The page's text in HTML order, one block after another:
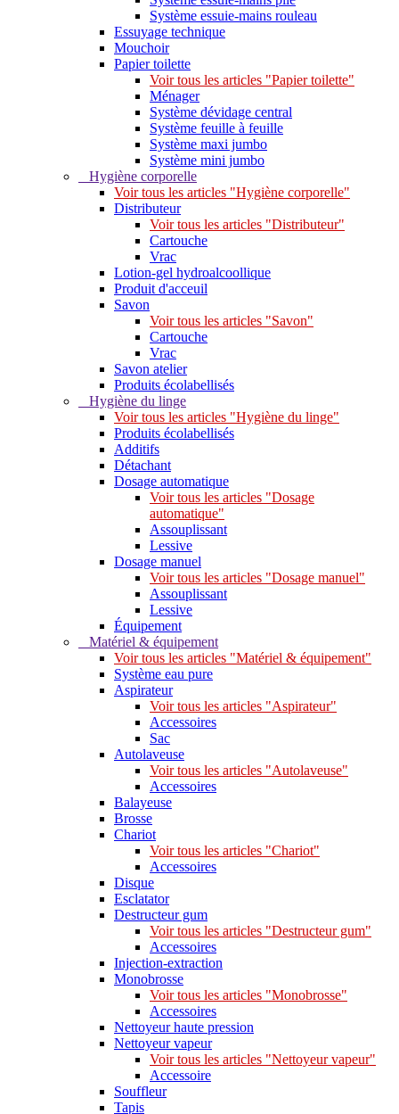
Système essuie-mains rouleau
Essuyage technique
Mouchoir
Papier toilette
Voir tous les articles "Papier toilette"
Ménager
Système dévidage central
Système feuille à feuille
Système maxi jumbo
Système mini jumbo
Hygiène corporelle
Voir tous les articles "Hygiène corporelle"
Distributeur
Voir tous les articles "Distributeur"
Cartouche
Vrac
Lotion-gel hydroalcoollique
Produit d'acceuil
Savon
Voir tous les articles "Savon"
Cartouche
Vrac
Savon atelier
Produits écolabellisés
Hygiène du linge
Voir tous les articles "Hygiène du linge"
Produits écolabellisés
Additifs
Détachant
Dosage automatique
Voir tous les articles "Dosage
automatique"
Assouplissant
Lessive
Dosage manuel
Voir tous les articles "Dosage manuel"
Assouplissant
Lessive
Équipement
Matériel & équipement
Voir tous les articles "Matériel & équipement"
Système eau pure
Aspirateur
Voir tous les articles "Aspirateur"
Accessoires
Sac
Autolaveuse
Voir tous les articles "Autolaveuse"
Accessoires
Balayeuse
Brosse
Chariot
Voir tous les articles "Chariot"
Accessoires
Disque
Esclatator
Destructeur gum
Voir tous les articles "Destructeur gum"
Accessoires
Injection-extraction
Monobrosse
Voir tous les articles "Monobrosse"
Accessoires
Nettoyeur haute pression
Nettoyeur vapeur
Voir tous les articles "Nettoyeur vapeur"
Accessoire
Souffleur
Tapis